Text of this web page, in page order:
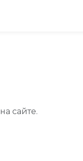
на сайте.